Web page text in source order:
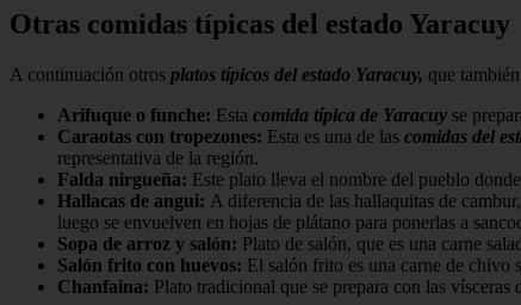
Otras comidas típicas del estado Yaracuy
A continuación otros platos típicos del estado Yaracuy, que
Arifuque o funche: Esta comida típica de Yaracuy se
Caraotas con tropezones: Esta es una de las comidas del
representativa de la región.
Falda nirgueña: Este plato lleva el nombre del pueblo
Hallacas de angui: A diferencia de las hallaquitas de
luego se envuelven en hojas de plátano para ponerlas a
Sopa de arroz y salón: Plato de salón, que es una carne
Salón frito con huevos: El salón frito es una carne de chivo
Chanfaina: Plato tradicional que se prepara con las